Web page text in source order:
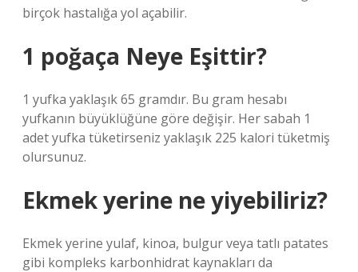
birçok hastalığa yol açabilir.
1 poğaça Neye Eşittir?
1 yufka yaklaşık 65 gramdır. Bu gram hesabı
yufkanın büyüklüğüne göre değişir. Her sabah 1
adet yufka tüketirseniz yaklaşık 225 kalori tüketmiş
olursunuz.
Ekmek yerine ne yiyebiliriz?
Ekmek yerine yulaf, kinoa, bulgur veya tatlı patates
gibi kompleks karbonhidrat kaynakları da